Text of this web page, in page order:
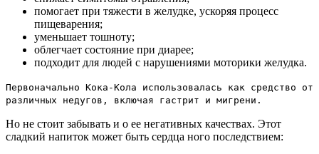
помогает при тяжести в желудке, ускоряя процесс
пищеварения;
уменьшает тошноту;
облегчает состояние при диарее;
подходит для людей с нарушениями моторики желудка.
Первоначально Кока-Кола использовалась как средство от
различных недугов, включая гастрит и мигрени.
Но не стоит забывать и о ее негативных качествах. Этот
сладкий напиток может быть сердца ного последствием: